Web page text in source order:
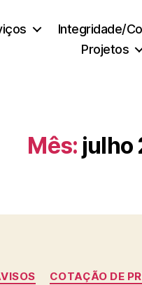
Integridade/
Projetos
Mês: julho
COTAÇÃO DE